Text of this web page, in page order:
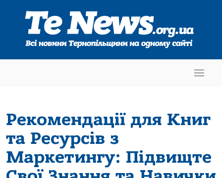
Рекомендації для Книг
та Ресурсів з
Маркетингу: Підвищте